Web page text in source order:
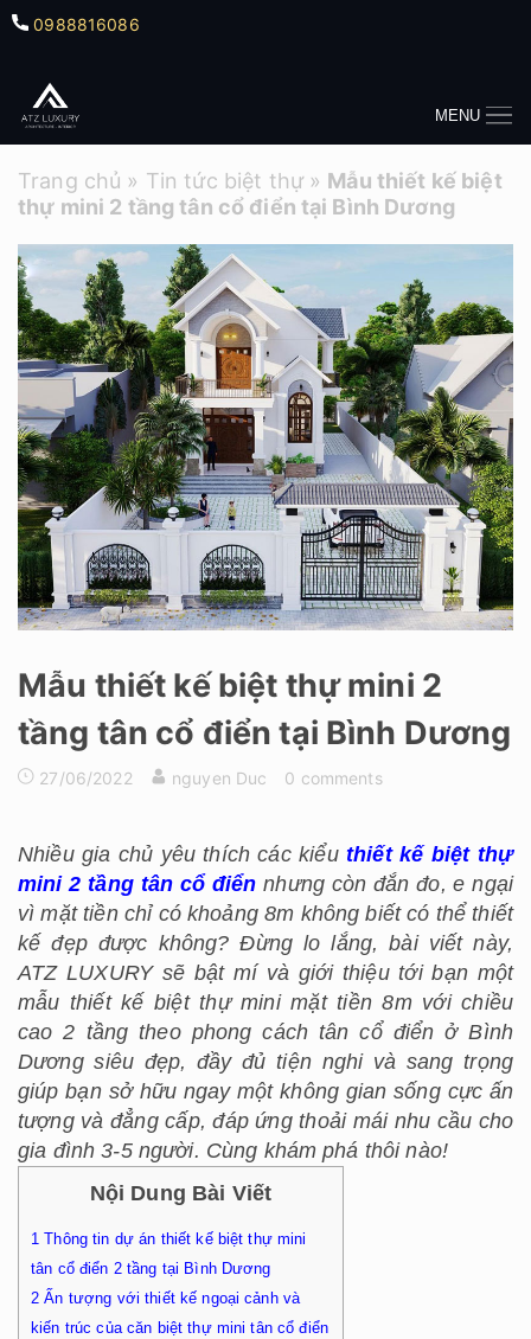
0988816086
MENU
Trang chủ » Tin tức biệt thự» Mẫu thiết kế biệt
thự mini 2 tầng tân cổ điển tại Bình Dương
Mẫu thiết kế biệt thự mini 2
tầng tân cổ điển tại Bình Dương
27/06/2022 nguyen Duc 0 comments
Nhiều gia chủ yêu thích các kiểuthiết kế biệt thự
mini 2 tầng tân cổ điển nhưng còn đắn đo, e ngại
vì mặt tiền chỉ có khoảng 8m không biết có thể thiết
kế đẹp được không? Đừng lo lắng, bài viết này,
ATZ LUXURY sẽ bật mí và giới thiệu tới bạn một
mẫu thiết kế biệt thự mini mặt tiền 8m với chiều
cao 2 tầng theo phong cách tân cổ điển ở Bình
Dương siêu đẹp, đầy đủ tiện nghi và sang trọng
giúp bạn sở hữu ngay một không gian sống cực ấn
tượng và đẳng cấp, đáp ứng thoải mái nhu cầu cho
gia đình 3-5 người. Cùng khám phá thôi nào!
Nội Dung Bài Viết
1 Thông tin dự án thiết kế biệt thự mini
tân cổ điển 2 tầng tại Bình Dương
2 Ấn tượng với thiết kế ngoại cảnh và
kiến trúc của căn biệt thự mini tân cổ điển